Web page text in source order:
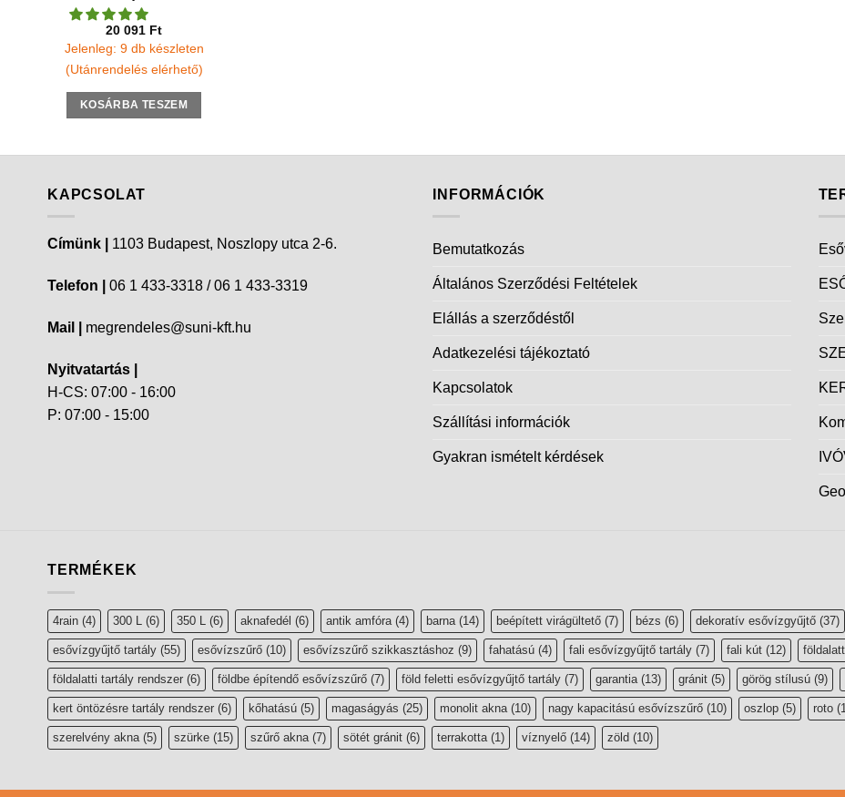
20 091 Ft
Jelenleg: 9 db készleten
(Utánrendelés elérhető)
KOSÁRBA TESZEM
KAPCSOLAT
Címünk | 1103 Budapest, Noszlopy utca 2-6.
Telefon | 06 1 433-3318 / 06 1 433-3319
Mail | megrendeles@suni-kft.hu
Nyitvatartás |
H-CS: 07:00 - 16:00
P: 07:00 - 15:00
INFORMÁCIÓK
Bemutatkozás
Általános Szerződési Feltételek
Elállás a szerződéstől
Adatkezelési tájékoztató
Kapcsolatok
Szállítási információk
Gyakran ismételt kérdések
TERMÉKEK
4rain (4) 300 L (6) 350 L (6) aknafedél (6) antik amfóra (4) barna (14) beépített virágültető (7) bézs (6) dekoratív esővízgyűjtő (37)
esővízgyűjtő tartály (55) esővízszűrő (10) esővízszűrő szikkasztáshoz (9) fahatású (4) fali esővízgyűjtő tartály (7) fali kút (12)
földalatti tartály rendszer (6) földbe építendő esővízszűrő (7) föld feletti esővízgyűjtő tartály (7) garantia (13) gránit (5) görög stílusú (9)
kert öntözésre tartály rendszer (6) kőhatású (5) magaságyás (25) monolit akna (10) nagy kapacitású esővízszűrő (10) oszlop (5) roto
szerelvény akna (5) szürke (15) szűrő akna (7) sötét gránit (6) terrakotta (1) víznyelő (14) zöld (10)